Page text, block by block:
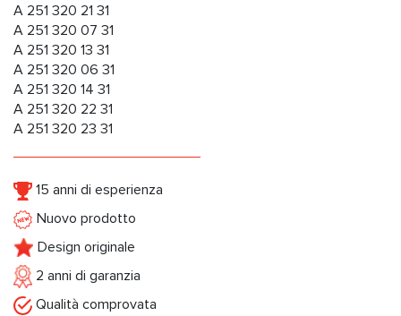
A 251 320 21 31
A 251 320 07 31
A 251 320 13 31
A 251 320 06 31
A 251 320 14 31
A 251 320 22 31
A 251 320 23 31
15 anni di esperienza
Nuovo prodotto
Design originale
2 anni di garanzia
Qualità comprovata